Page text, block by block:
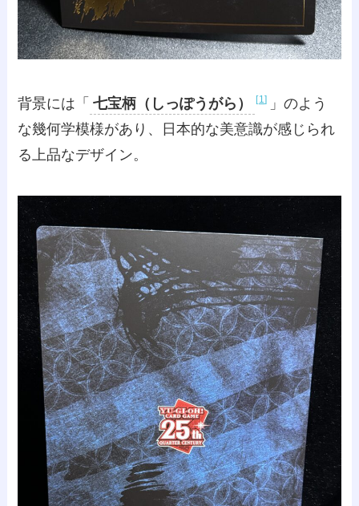
背景には「 七宝柄（しっぽうがら） 1
」のよう
な幾何学模様があり、日本的な美意識が感じられ
る上品なデザイン。